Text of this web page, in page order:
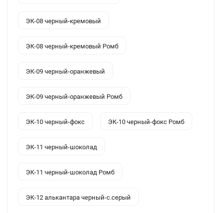
ЭК-08 черный-кремовый
ЭК-08 черный-кремовый Ромб
ЭК-09 черный-оранжевый
ЭК-09 черный-оранжевый Ромб
ЭК-10 черный-фокс ЭК-10 черный-фокс Ромб
ЭК-11 черный-шоколад
ЭК-11 черный-шоколад Ромб
ЭК-12 алькантара черный-с.серый